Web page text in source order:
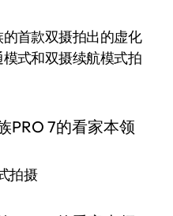
首款双摄拍出的虚化
式和双摄续航模式拍
拍摄